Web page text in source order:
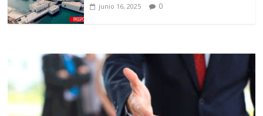
junio 16, 2025 0